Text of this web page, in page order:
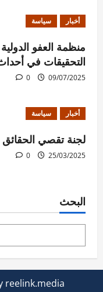
أخبار سياسة
منظمة العفو
التحقيقات في
09/07/2025
0
أخبار سياسة
لجنة تقصي
25/03/2025
0
البحث
reelink.media